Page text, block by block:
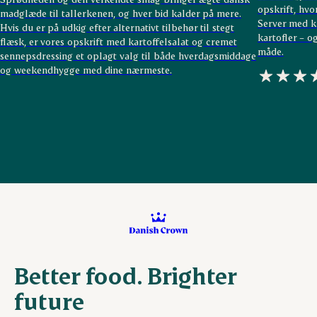
madglæde til tallerkenen, og hver bid kalder på mere.
Hvis du er på udkig efter alternativt tilbehør til stegt
flæsk, er vores opskrift med kartoffelsalat og cremet
sennepsdressing et oplagt valg til både hverdagsmiddage
og weekendhygge med dine nærmeste.
opskrift,
Server med
kartofler –
måde.
Better food. Brighter
future